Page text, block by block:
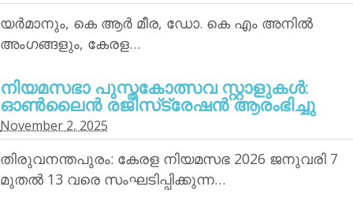
യര്‍മാനും, കെ ആര്‍ മീര, ഡോ. കെ എം അനില്‍
അംഗങ്ങളും, കേരള…
നിയമസഭാ പുസ്തകോത്സവ സ്റ്റാളുകള്‍:
ഓണ്‍ലൈന്‍ രജിസ്‌ട്രേഷന്‍ ആരംഭിച്ചു
November 2, 2025
തിരുവനന്തപുരം: കേരള നിയമസഭ 2026 ജനുവരി 7
മുതല്‍ 13 വരെ സംഘടിപ്പിക്കുന്ന…